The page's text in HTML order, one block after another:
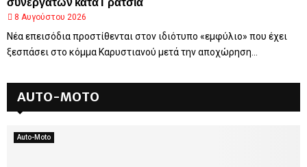
8 Αυγούστου 2026
Νέα επεισόδια προστίθενται στον ιδιότυπο «εμφύλιο» που έχει
ξεσπάσει στο κόμμα Καρυστιανού μετά την αποχώρηση...
AUTO-MOTO
Auto-Moto